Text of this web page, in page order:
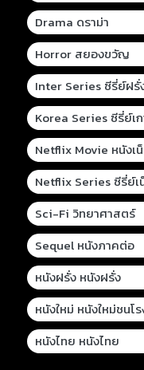
Drama ดราม่า
Horror สยองขวัญ
Inter Series ซีรี่ย์ฝรั่
Korea Series ซีรี่ย์เ
Netflix Movie หนังเ
Netflix Series ซีรี่ย์
Sci-Fi วิทยาศาสตร์
Sequel หนังภาคต่อ
หนังฝรั่ง หนังฝรั่ง
หนังใหม่ หนังใหม่ชนโ
หนังไทย หนังไทย